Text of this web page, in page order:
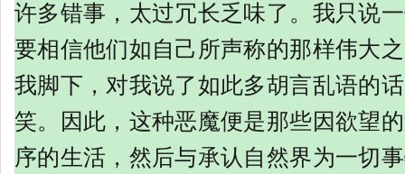
许多错事，太过冗长乏味了。我只说
要相信他们如自己所声称的那样伟大
我脚下，对我说了如此多胡言乱语的
笑。因此，这种恶魔便是那些因欲望
序的生活，然后与承认自然界为一切